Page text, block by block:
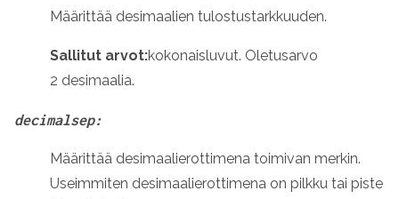
Määrittää desimaalien tulostustarkkuuden.
Sallitut arvot:kokonaisluvut. Oletusarvo
2 desimaalia.
decimalsep:
Määrittää desimaalierottimena toimivan merkin.
Useimmiten desimaalierottimena on pilkku tai piste